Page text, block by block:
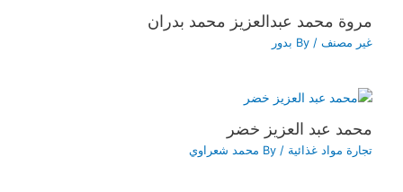
مروة محمد عبدالعزيز محمد بدران
غير مصنف / By بدور
محمد عبد العزيز خضر
تجارة مواد غذائية / By محمد شعراوي